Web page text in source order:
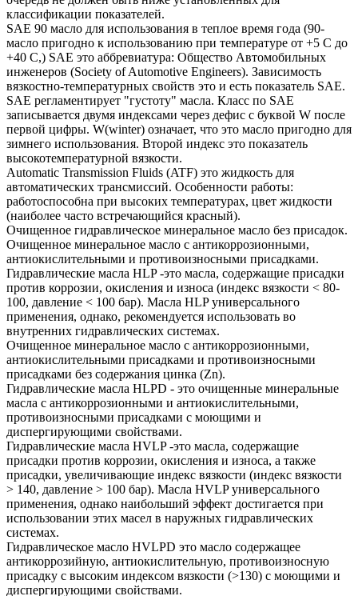
классификации показателей.
SAE 90 масло для использования в теплое время года (90-
масло пригодно к использованию при температуре от +5 С до
+40 С,) SAE это аббревиатура: Общество Автомобильных
инженеров (Society of Automotive Engineers). Зависимость
вязкостно-температурных свойств это и есть показатель SAE.
SAE регламентирует "густоту" масла. Класс по SAE
записывается двумя индексами через дефис с буквой W после
первой цифры. W(winter) означает, что это масло пригодно для
зимнего использования. Второй индекс это показатель
высокотемпературной вязкости.
Automatic Transmission Fluids (ATF) это жидкость для
автоматических трансмиссий. Особенности работы:
работоспособна при высоких температурах, цвет жидкости
(наиболее часто встречающийся красный).
Очищенное гидравлическое минеральное масло без присадок.
Очищенное минеральное масло с антикоррозионными,
антиокислительными и противоизносными присадками.
Гидравлические масла HLP -это масла, содержащие присадки
против коррозии, окисления и износа (индекс вязкости < 80-
100, давление < 100 бар). Масла HLP универсального
применения, однако, рекомендуется использовать во
внутренних гидравлических системах.
Очищенное минеральное масло с антикоррозионными,
антиокислительными присадками и противоизносными
присадками без содержания цинка (Zn).
Гидравлические масла HLPD - это очищенные минеральные
масла с антикоррозионными и антиокислительными,
противоизносными присадками с моющими и
диспергирующими свойствами.
Гидравлические масла HVLP -это масла, содержащие
присадки против коррозии, окисления и износа, а также
присадки, увеличивающие индекс вязкости (индекс вязкости
> 140, давление > 100 бар). Масла HVLP универсального
применения, однако наибольший эффект достигается при
использовании этих масел в наружных гидравлических
системах.
Гидравлическое масло HVLPD это масло содержащее
антикоррозийную, антиокислительную, противоизносную
присадку с высоким индексом вязкости (>130) с моющими и
диспергирующими свойствами.